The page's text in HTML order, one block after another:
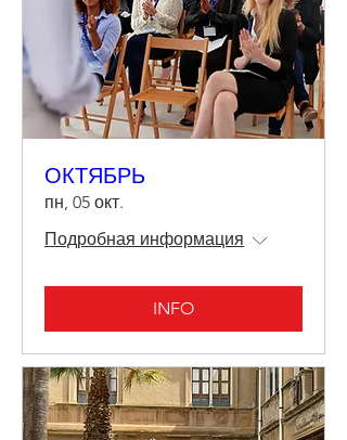
ОКТЯБРЬ
пн, 05 окт.
Подробная информация
INFO